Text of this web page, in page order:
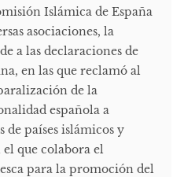
Islámica de España
asociaciones, la
a las declaraciones de
en las que reclamó al
de la
española a
de países islámicos y
que colabora el
para la promoción del